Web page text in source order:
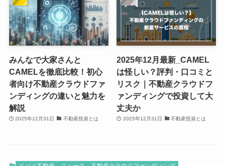
みんなで大家さんと
CAMELを徹底比較！初心
者向け不動産クラウドファ
ンディングの違いと魅力を
解説
2025年12月31日 不動産投資とは
2025年12月最新_CAMEL
は怪しい？評判・口コミと
リスク｜不動産クラウドフ
ァンディングで投資して大
丈夫か
2025年12月31日 不動産投資とは